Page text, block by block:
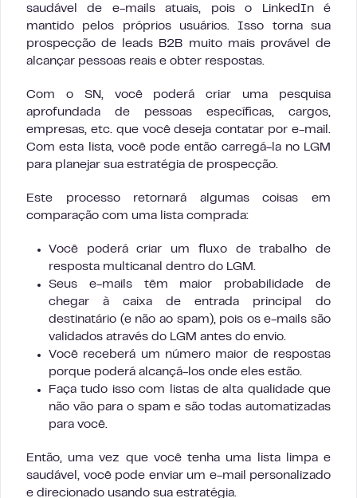
saudável de e-mails atuais, pois o LinkedIn é
mantido pelos próprios usuários. Isso torna sua
prospecção de leads B2B muito mais provável de
alcançar pessoas reais e obter respostas.
Com o SN, você poderá criar uma pesquisa
aprofundada de pessoas específicas, cargos,
empresas, etc. que você deseja contatar por e-mail.
Com esta lista, você pode então carregá-la no LGM
para planejar sua estratégia de prospecção.
Este processo retornará algumas coisas em
comparação com uma lista comprada:
Você poderá criar um fluxo de trabalho de
resposta multicanal dentro do LGM.
Seus e-mails têm maior probabilidade de
chegar à caixa de entrada principal do
destinatário (e não ao spam), pois os e-mails são
validados através do LGM antes do envio.
Você receberá um número maior de respostas
porque poderá alcançá-los onde eles estão.
Faça tudo isso com listas de alta qualidade que
não vão para o spam e são todas automatizadas
para você.
Então, uma vez que você tenha uma lista limpa e
saudável, você pode enviar um e-mail personalizado
e direcionado usando sua estratégia.